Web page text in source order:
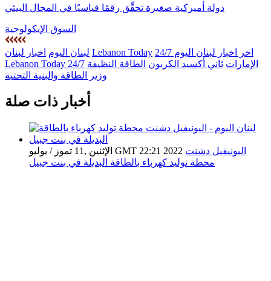
دولة أميركية صغيرة تحقِّق رقمًا قياسيًا في المجال البيئي
السوق الإيكولوجية
لبنان اليوم اخبار لبنان Lebanon Today
اخر اخبار لبنان اليوم 24/7
Lebanon Today 24/7
الإمارات ثاني أكسيد الكربون الطاقة النظيفة
وزير الطاقة والبنية التحتية
أخبار ذات صلة
الإثنين ,11 تموز / يوليو GMT 22:21 2022 اليونيفيل دشنت
محطة توليد كهرباء بالطاقة البديلة في بنت جبيل